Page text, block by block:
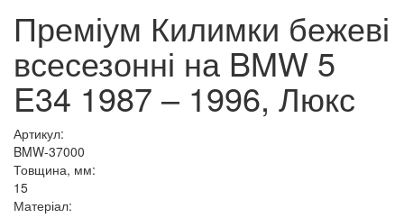
Преміум Килимки бежеві
всесезонні на BMW 5
E34 1987 – 1996, Люкс
Артикул:
BMW-37000
Товщина, мм:
15
Матеріал: